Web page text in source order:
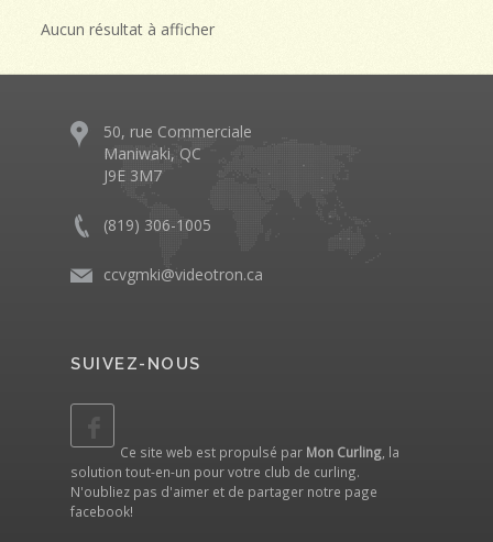
Aucun résultat à afficher
50, rue Commerciale
Maniwaki, QC
J9E 3M7
(819) 306-1005
ccvgmki@videotron.ca
SUIVEZ-NOUS
Ce site web est propulsé par Mon Curling, la
solution tout-en-un pour votre club de curling.
N'oubliez pas d'aimer et de partager notre page
facebook!